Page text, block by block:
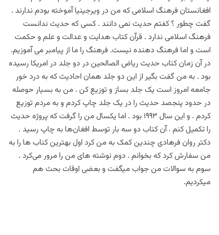
افغانستان فرهنگ اسلامی که من در ویرجینیا آموخته بودم ندارند .
گفت چطور ؟ کفتم حدیث نمی دانند . کسی که حدیث ندانست
فرهنگ اسلامی ندارد . قرآن کتاب هدایت و عدالت و علم و حکمت
است و اما فرهنگ دهنده نیست. فرهنگ را ما از پیامبر می آموزیم.
در آن زمان کتاب حدیث ریاض الصالحین در دو جلد در امریکا رسیده
بود . به من گفت بگیر از این دو جلد همان احادیث که به درد خور
جامعه امروز است یک جلد بساز و توزیع کن . من به بسیار حوصله
در حدود پنجصد حدیث را در یک جلد چاپ کردم و به مردم توزیع
کردم . و این سال ۱۹۹۳ بود . اما یکسال من را گرفت که پروژه حدیث
را تکمیل کنم . آن کتاب دو سه بار توسط افغان‌ها به چاپ رسید .
دکتر روان فرهادی چندین کمک به من کرد اول بهترین کناب ها را به
من سفارش کرد که بخوانم . دوم نوشته های من را مرور می‌کرد .
سوم به سوالات من جواب میگفت و بعضی اوقات بحث هم
میکردیم.